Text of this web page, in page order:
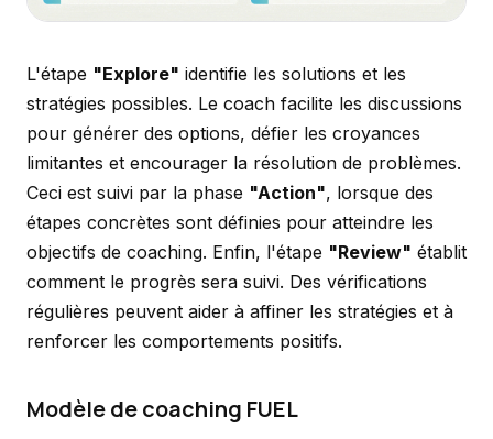
L'étape "Explore" identifie les solutions et les
stratégies possibles. Le coach facilite les discussions
pour générer des options, défier les croyances
limitantes et encourager la résolution de problèmes.
Ceci est suivi par la phase "Action", lorsque des
étapes concrètes sont définies pour atteindre les
objectifs de coaching. Enfin, l'étape "Review" établit
comment le progrès sera suivi. Des vérifications
régulières peuvent aider à affiner les stratégies et à
renforcer les comportements positifs.
Modèle de coaching FUEL